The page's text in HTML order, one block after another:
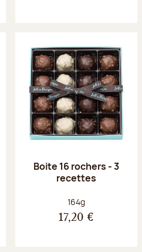
Boite 16 rochers - 3
recettes
Poids net :
164g
17,20 €